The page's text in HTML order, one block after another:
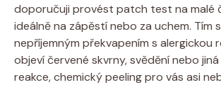
doporučuji provést patch test na⁢ malé
⁣ideálně na​ zápěstí nebo ⁣za uchem. Tím
nepříjemným​ překvapením‍ s alergickou
objeví‍ červené ​skvrny, svědění nebo
⁢reakce, chemický ⁤peeling pro ​vás asi